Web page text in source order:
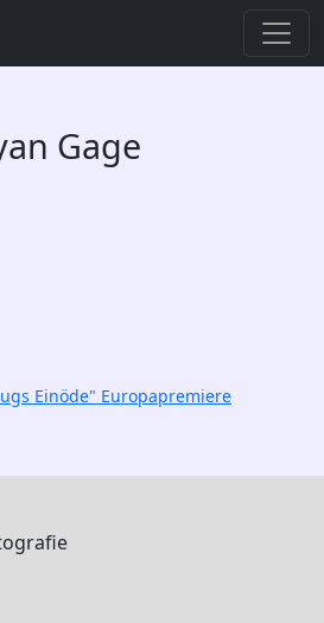
Gage
Einöde" Europapremiere